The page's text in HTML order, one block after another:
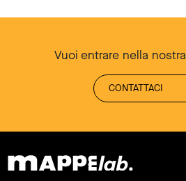
Vuoi entrare nella
CONTATTACI